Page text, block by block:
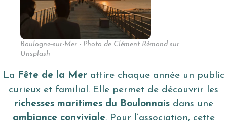
Boulogne-sur-Mer - Photo de Clément Rémond sur
Unsplash
La Fête de la Mer attire chaque année un public
curieux et familial. Elle permet de découvrir les
richesses maritimes du Boulonnaisdans une
ambiance conviviale. Pour l’association, cette